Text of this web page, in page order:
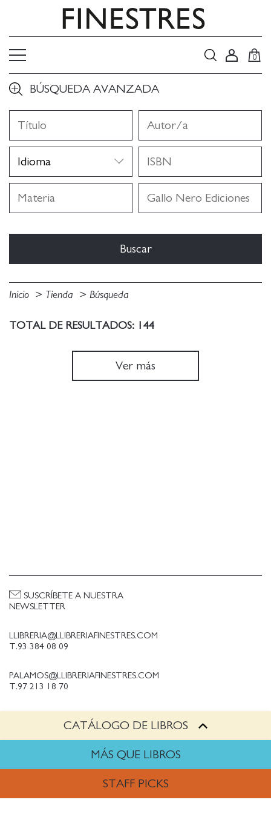
0
BÚSQUEDA AVANZADA
Inicio Tienda Búsqueda
TOTAL DE RESULTADOS: 144
CATÁLOGO DE LIBROS
MÁS QUE LIBROS
STAFF PICKS
Ver más
LLIBRERIA@LLIBRERIAFINESTRES.COM
T.93 384 08 09
PALAMOS@LLIBRERIAFINESTRES.COM
T.97 213 18 70
PALESTINA@LLIBRERIAFINESTRES.COM
TRABAJA CON NOSOTROS
SUSCRÍBETE A NUESTRA
NEWSLETTER